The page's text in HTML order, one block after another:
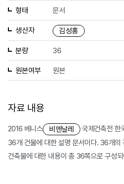
형태 문서
생산자 김성홍
분량 36
원본여부 원본
자료 내용
2016 베니스 비엔날레 국제건축전 한
36개 건물에 대한 설명 문서이다. 36개의
건축물에 대한 내용이 총 36쪽으로 구성